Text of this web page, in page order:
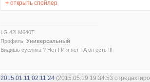
+ открыть спойлер
LG 42LM640T
ПрофильУниверсальный
Видишь суслика ? Нет ! И я нет ! А он есть !!!
2015.01.11 02:11:24 (2015.05.19 19:34:53